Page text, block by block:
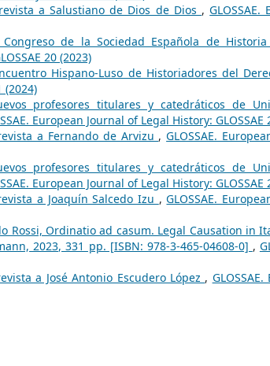
a Salustiano de Dios de Dios ,
de la Sociedad Española de
20 (2023)
Hispano-Luso de Historiadores del
(2024)
profesores titulares y catedráticos de
European Journal of Legal History: GLOSSAE
a Fernando de Arvizu ,GLOSSAE.
profesores titulares y catedráticos de
European Journal of Legal History: GLOSSAE
a Joaquín Salcedo Izu ,GLOSSAE.
Rossi, Ordinatio ad casum. Legal Causation in
2023, 331 pp. [ISBN: 978-3-465-04608-0] ,
a José Antonio Escudero López ,